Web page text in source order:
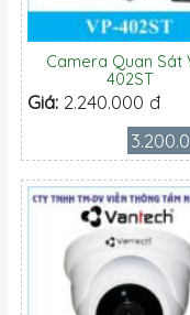
Camera Quan Sát
402ST
Giá: 2.240.000 đ